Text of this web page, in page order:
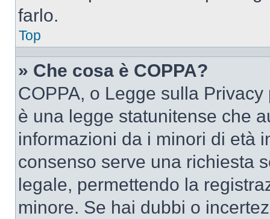
farlo.
Top
» Che cosa è COPPA?
COPPA, o Legge sulla
è una legge statunitense che
informazioni da i minori di età
consenso serve una richiesta
legale, permettendo la
minore. Se hai dubbi o